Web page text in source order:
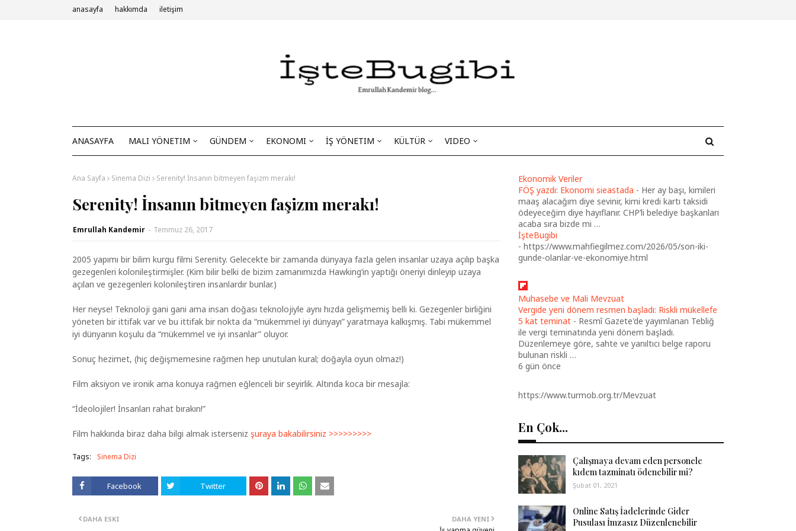
anasayfa hakkımda iletişim
ANASAYFA MALI YÖNETIM GÜNDEM EKONOMI İŞ YÖNETIM KÜLTÜR VIDEO
Ana Sayfa Sinema Dizi Serenity! İnsanın bitmeyen faşizm merakı!
Serenity! İnsanın bitmeyen faşizm merakı!
Emrullah Kandemir - Temmuz 26, 2017
2005 yapımı bir bilim kurgu filmi Serenity. Gelecekte bir zamanda dünyaya fazla gelen insanlar uzaya açılıp başka
gezegenleri kolonileştirmişler. (Kim bilir belki de bizim zamanımızda Hawking’in yaptığı öneriyi dinleyip uzaya
açılan ve gezegenleri kolonileştiren insanlardır bunlar.)
Her neyse! Teknoloji gani gani ama insan doğası teknolojiyle aynı hızda gelişmemiş belli ki. Gezegenler birliğini
yöneten bir ittifak var ve bu ittifak bir nokta da “mükemmel iyi dünyayı” yaratmaya kalkışmış. Tabi mükemmel
iyi dünyanın koşulu da “mükemmel ve iyi insanlar” oluyor.
Sonuç hezimet, (hiç değişmemesine rağmen hep unutulan kural; doğayla oyun olmaz!)
Film aksiyon ve ironik ama konuya rağmen eğlenceli bir seyirlik. Altında koca bir mesajla:
“İdeolojiler! İnsanları rahat bırakın!”
Film hakkında biraz daha bilgi almak isterseniz şuraya bakabilirsiniz >>>>>>>>>
Tags: Sinema Dizi
Facebook Twitter
DAHA YENI
DAHA ESKI
Ekonomik Veriler
FÖŞ yazdı: Ekonomi sieastada - Her ay başı, kimileri
maaş alacağım diye sevinir, kimi kredi kartı taksidi
ödeyeceğim diye hayıflanır. CHP’li belediye başkanları
acaba sıra bizde mi …
İşteBugibi
-https://www.mahfiegilmez.com/2026/05/son-iki-
gunde-olanlar-ve-ekonomiye.html
Muhasebe ve Mali Mevzuat
Vergide yeni dönem resmen başladı: Riskli mükellefe
5 kat teminat - Resmî Gazete'de yayımlanan Tebliğ
ile vergi teminatında yeni dönem başladı.
Düzenlemeye göre, sahte ve yanıltıcı belge raporu
bulunan riskli …
6 gün önce
https://www.turmob.org.tr/Mevzuat
En Çok...
Çalışmaya devam eden personele
kıdem tazminatı ödenebilir mi?
Şubat 01, 2021
Online Satış İadelerinde Gider
Pusulası İmzasız Düzenlenebilir